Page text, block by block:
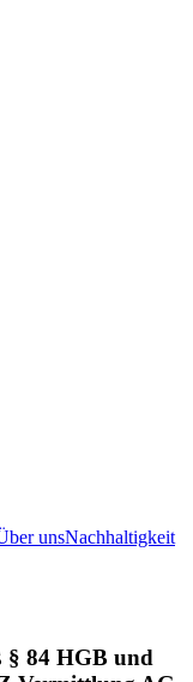
unsNachhaltigkeit
§ 84 HGB und